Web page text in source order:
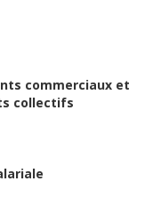
commerciaux et
collectifs